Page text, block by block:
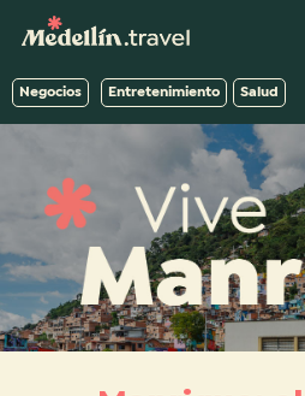
Negocios Entretenimiento Salud